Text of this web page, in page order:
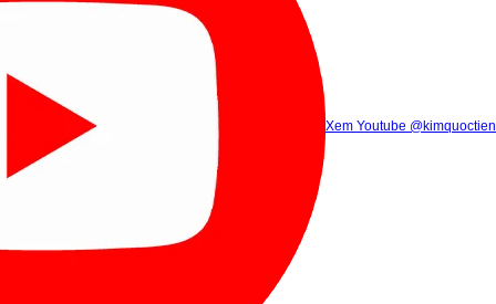
Xem Tik Tok
Gọi điện (8h00 - 21h30)
Xem Youtube @kimquoctien